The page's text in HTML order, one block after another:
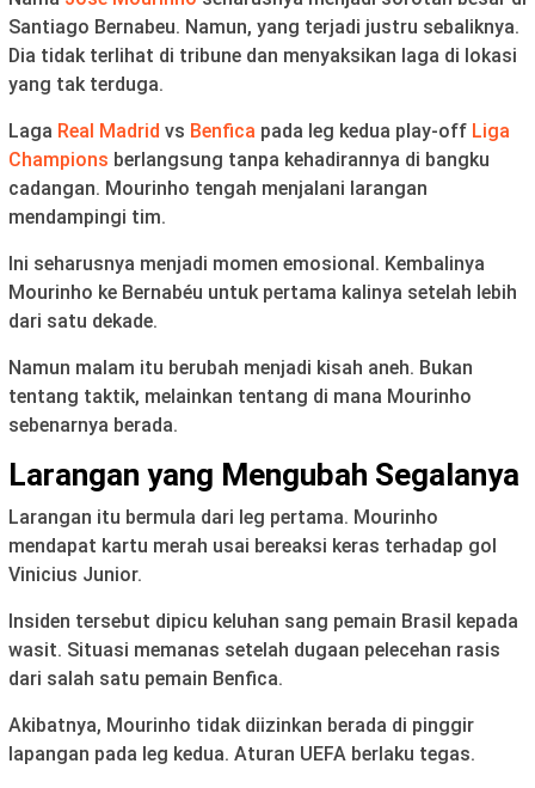
Santiago Bernabeu. Namun, yang terjadi justru sebaliknya.
Dia tidak terlihat di tribune dan menyaksikan laga di lokasi
yang tak terduga.
Laga Real Madrid vs Benfica pada leg kedua play-off Liga
Champions berlangsung tanpa kehadirannya di bangku
cadangan. Mourinho tengah menjalani larangan
mendampingi tim.
Ini seharusnya menjadi momen emosional. Kembalinya
Mourinho ke Bernabéu untuk pertama kalinya setelah lebih
dari satu dekade.
Namun malam itu berubah menjadi kisah aneh. Bukan
tentang taktik, melainkan tentang di mana Mourinho
sebenarnya berada.
Larangan yang Mengubah Segalanya
Larangan itu bermula dari leg pertama. Mourinho
mendapat kartu merah usai bereaksi keras terhadap gol
Vinicius Junior.
Insiden tersebut dipicu keluhan sang pemain Brasil kepada
wasit. Situasi memanas setelah dugaan pelecehan rasis
dari salah satu pemain Benfica.
Akibatnya, Mourinho tidak diizinkan berada di pinggir
lapangan pada leg kedua. Aturan UEFA berlaku tegas.